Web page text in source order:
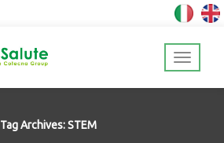
Tag Archives: STEM